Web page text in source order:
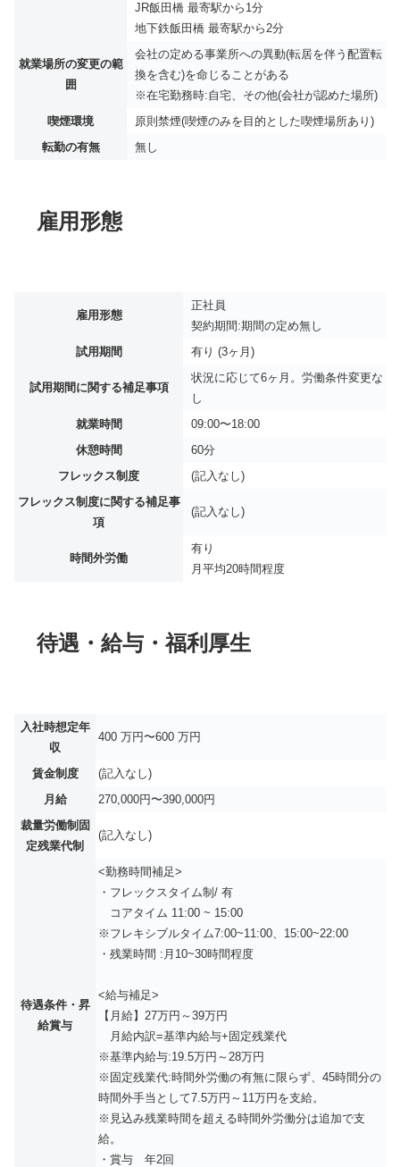
JR飯田橋 最寄駅から1分
地下鉄飯田橋 最寄駅から2分
就業場所の変更の範
囲
会社の定める事業所への異動(転居を伴う配置転
換を含む)を命じることがある
※在宅勤務時:自宅、その他(会社が認めた場所)
喫煙環境
原則禁煙(喫煙のみを目的とした喫煙場所あり)
転勤の有無
無し
雇用形態
雇用形態
正社員
契約期間:期間の定め無し
試用期間
有り (3ヶ月)
試用期間に関する補足事項
状況に応じて6ヶ月。労働条件変更な
し
就業時間
09:00〜18:00
休憩時間
60分
フレックス制度
(記入なし)
フレックス制度に関する補足事
項
(記入なし)
時間外労働
有り
月平均20時間程度
待遇・給与・福利厚生
入社時想定年
収
400 万円〜600 万円
賃金制度
(記入なし)
月給
270,000円〜390,000円
裁量労働制固
定残業代制
(記入なし)
待遇条件・昇
給賞与
<勤務時間補足>
・フレックスタイム制/ 有
コアタイム 11:00 ~ 15:00
※フレキシブルタイム7:00~11:00、15:00~22:00
・残業時間 :月10~30時間程度
<給与補足>
【月給】27万円～39万円
月給内訳=基準内給与+固定残業代
※基準内給与:19.5万円～28万円
※固定残業代:時間外労働の有無に限らず、45時間分の
時間外手当として7.5万円～11万円を支給。
※見込み残業時間を超える時間外労働分は追加で支
給。
・賞与 年2回